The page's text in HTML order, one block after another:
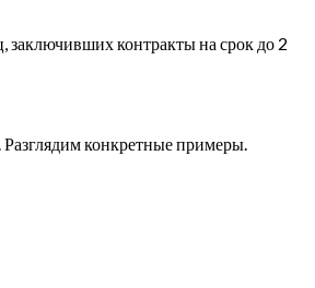
заключивших контракты на срок до 2
конкретные примеры.